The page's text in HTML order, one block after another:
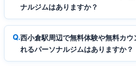
ナルジムはありますか？
西小倉駅周辺で無料体験や無料カウ
れるパーソナルジムはありますか？